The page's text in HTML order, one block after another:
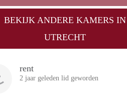
BEKIJK ANDERE KAMERS IN
UTRECHT
rent
2 jaar geleden lid geworden